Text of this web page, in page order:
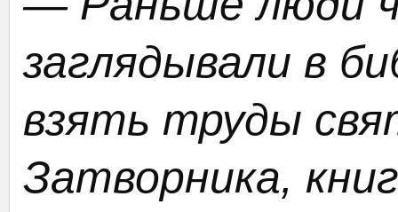
заглядывали в
взять труды
Затворника,